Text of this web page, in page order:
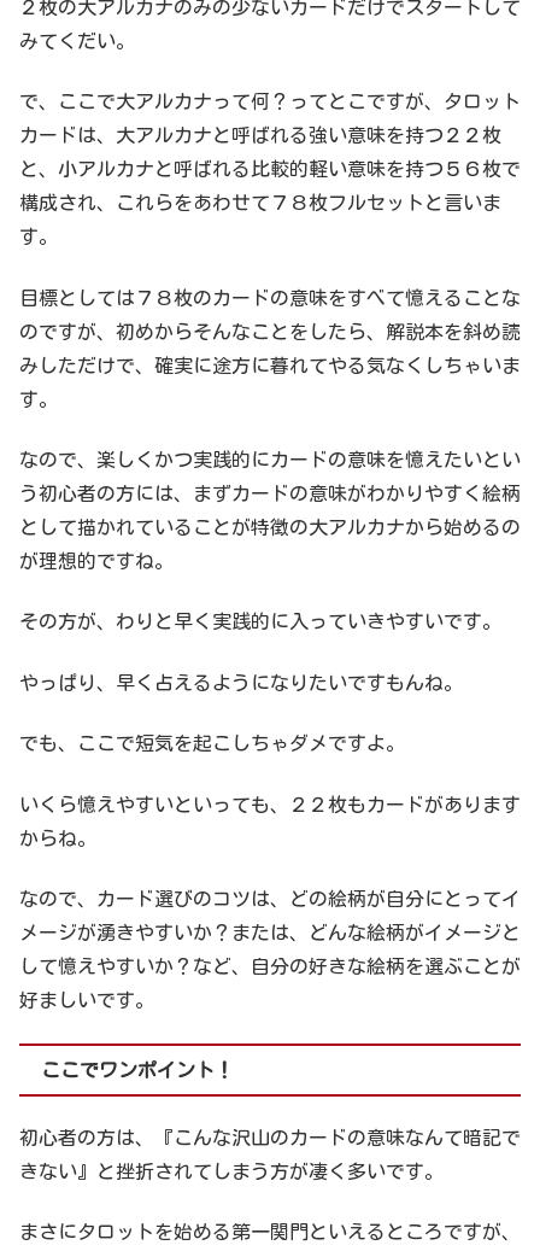
２枚の大アルカナのみの少ないカードだけでスタートして
みてくだい。
で、ここで大アルカナって何？ってとこですが、タロット
カードは、大アルカナと呼ばれる強い意味を持つ２２枚
と、小アルカナと呼ばれる比較的軽い意味を持つ５６枚で
構成され、これらをあわせて７８枚フルセットと言いま
す。
目標としては７８枚のカードの意味をすべて憶えることな
のですが、初めからそんなことをしたら、解説本を斜め読
みしただけで、確実に途方に暮れてやる気なくしちゃいま
す。
なので、楽しくかつ実践的にカードの意味を憶えたいとい
う初心者の方には、まずカードの意味がわかりやすく絵柄
として描かれていることが特徴の大アルカナから始めるの
が理想的ですね。
その方が、わりと早く実践的に入っていきやすいです。
やっぱり、早く占えるようになりたいですもんね。
でも、ここで短気を起こしちゃダメですよ。
いくら憶えやすいといっても、２２枚もカードがあります
からね。
なので、カード選びのコツは、どの絵柄が自分にとってイ
メージが湧きやすいか？または、どんな絵柄がイメージと
して憶えやすいか？など、自分の好きな絵柄を選ぶことが
好ましいです。
ここでワンポイント！
初心者の方は、『こんな沢山のカードの意味なんて暗記で
きない』と挫折されてしまう方が凄く多いです。
まさにタロットを始める第一関門といえるところですが、